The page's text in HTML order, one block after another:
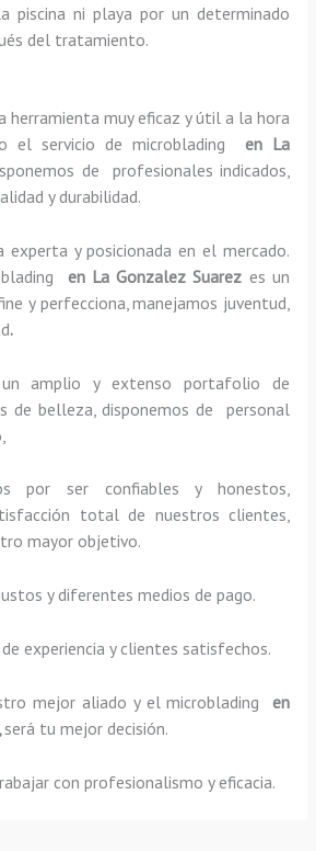
piscina ni playa por un determinado
del tratamiento.
herramienta muy eficaz y útil a la hora
el servicio de microblading en La
de profesionales indicados,
y durabilidad.
experta y posicionada en el mercado.
en La Gonzalez Suarez es un
y perfecciona, manejamos juventud,
.
amplio y extenso portafolio de
de belleza, disponemos de personal
por ser confiables y honestos,
total de nuestros clientes,
mayor objetivo.
y diferentes medios de pago.
experiencia y clientes satisfechos.
mejor aliado y elmicroblading en
será tu mejor decisión.
con profesionalismo y eficacia.